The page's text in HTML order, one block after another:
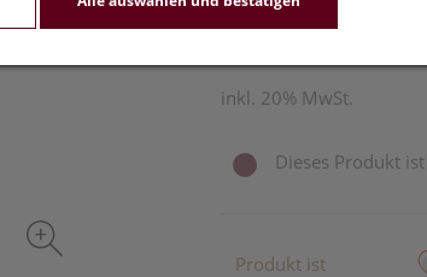
1 Stk. / Einheit
inkl. 20% MwSt.
Dieses Produkt
Produkt ist